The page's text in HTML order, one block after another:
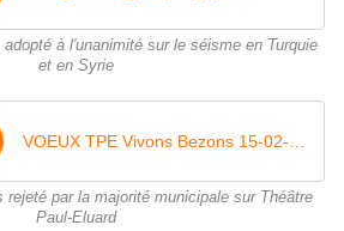
à l'unanimité sur le séisme en Turquie
et en Syrie
par la majorité municipale sur Théâtre
Paul-Eluard